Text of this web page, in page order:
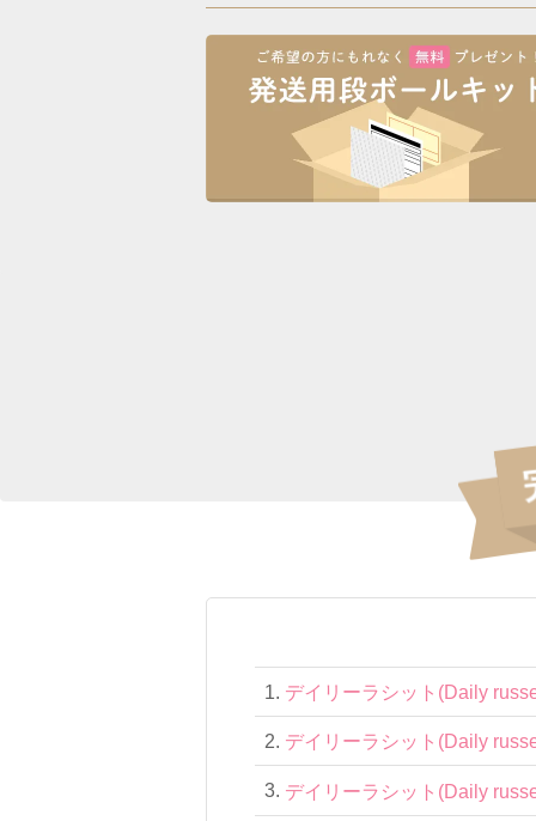
デイリーラシット(Daily
デイリーラシット(Daily
デイリーラシット(Daily